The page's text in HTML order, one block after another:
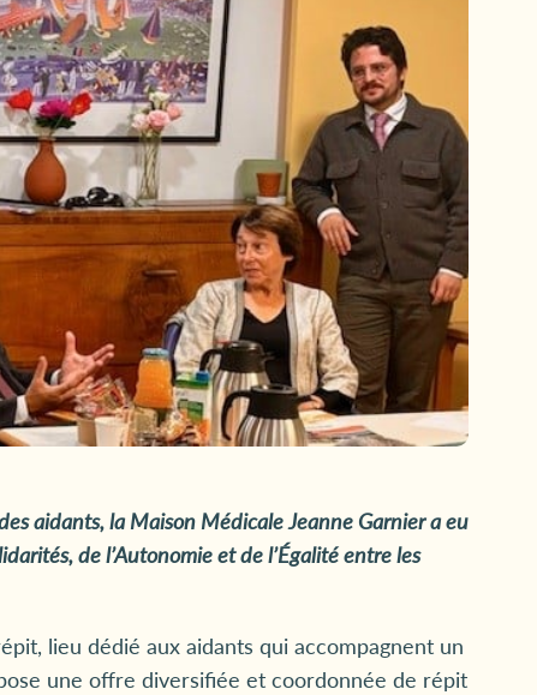
aidants, la Maison MédicaleJeanne Garnier a eu
de l’Autonomie et de l’Égalité entre les
lieu dédié aux aidants qui accompagnent un
une offre diversifiée et coordonnée de répit